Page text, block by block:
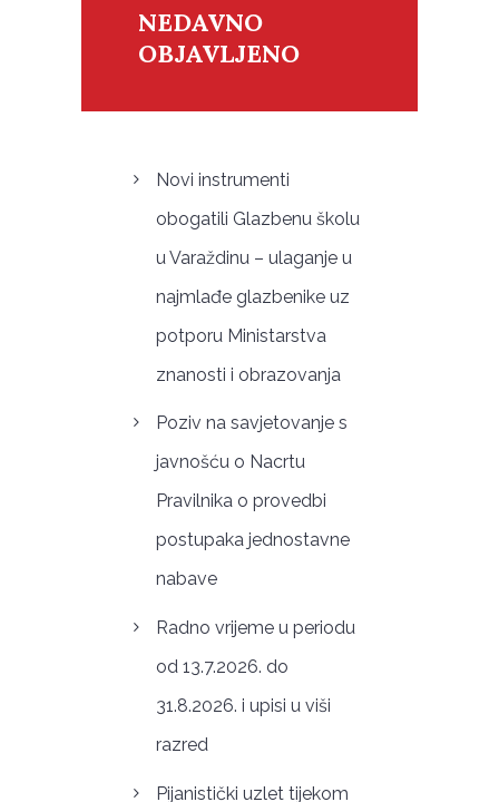
NEDAVNO
OBJAVLJENO
Novi instrumenti
obogatili Glazbenu školu
u Varaždinu – ulaganje u
najmlađe glazbenike uz
potporu Ministarstva
znanosti i obrazovanja
Poziv na savjetovanje s
javnošću o Nacrtu
Pravilnika o provedbi
postupaka jednostavne
nabave
Radno vrijeme u periodu
od 13.7.2026. do
31.8.2026. i upisi u viši
razred
Pijanistički uzlet tijekom